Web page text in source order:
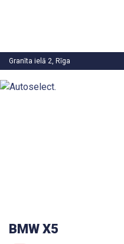
Granīta ielā 2, Rīga
BMW X5